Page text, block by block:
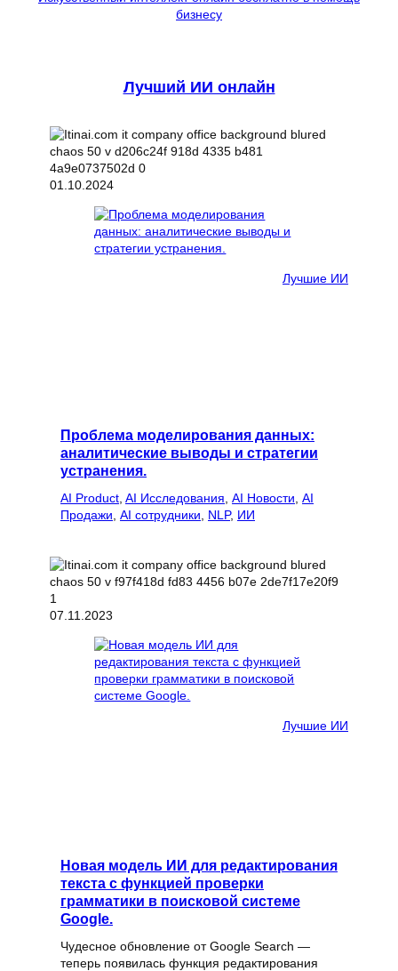
бизнесу
Лучший ИИ онлайн
01.10.2024
Лучшие ИИ
Проблема моделирования данных:
аналитические выводы и стратегии
устранения.
AI Product AI Исследования AI Новости AI
Продажи AI сотрудники NLP, ИИ
07.11.2023
Лучшие ИИ
Новая модель ИИ для редактирования
текста с функцией проверки
грамматики в поисковой системе
Google.
Чудесное обновление от Google Search —
теперь появилась функция редактирования